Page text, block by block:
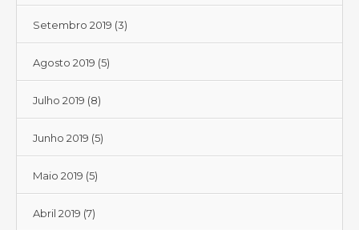
Setembro 2019 (3)
Agosto 2019 (5)
Julho 2019 (8)
Junho 2019 (5)
Maio 2019 (5)
Abril 2019 (7)